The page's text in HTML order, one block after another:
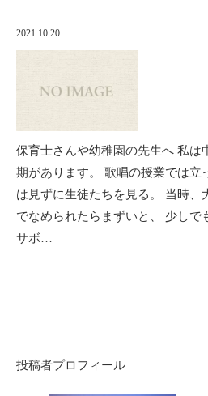
2021.10.20
保育士さんや幼稚園の先生へ 私は
期があります。 歌唱の授業では立
は見ずに生徒たちを見る。 当時、
でなめられたらまずいと、 少しで
サボ…
投稿者プロフィール